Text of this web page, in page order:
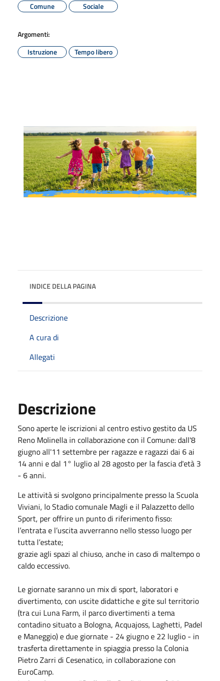
Comune
Sociale
Argomenti:
Istruzione
Tempo libero
INDICE DELLA PAGINA
Descrizione
A cura di
Allegati
Descrizione
Sono aperte le iscrizioni al centro estivo gestito da US
Reno Molinella in collaborazione con il Comune: dall'8
giugno all'11 settembre per ragazze e ragazzi dai 6 ai
14 anni e dal 1° luglio al 28 agosto per la fascia d'età 3
- 6 anni.
Le attività si svolgono principalmente presso la Scuola
Viviani, lo Stadio comunale Magli e il Palazzetto dello
Sport, per offrire un punto di riferimento fisso:
l’entrata e l’uscita avverranno nello stesso luogo per
tutta l’estate;
grazie agli spazi al chiuso, anche in caso di maltempo o
caldo eccessivo.
Le giornate saranno un mix di sport, laboratori e
divertimento, con uscite didattiche e gite sul territorio
(tra cui Luna Farm, il parco divertimenti a tema
contadino situato a Bologna, Acquajoss, Laghetti, Padel
e Maneggio) e due giornate - 24 giugno e 22 luglio - in
trasferta direttamente in spiaggia presso la Colonia
Pietro Zarri di Cesenatico, in collaborazione con
EuroCamp.